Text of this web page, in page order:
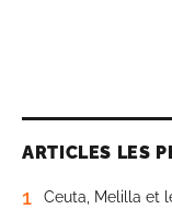
ARTICLES LES
1 Ceuta, Melilla et